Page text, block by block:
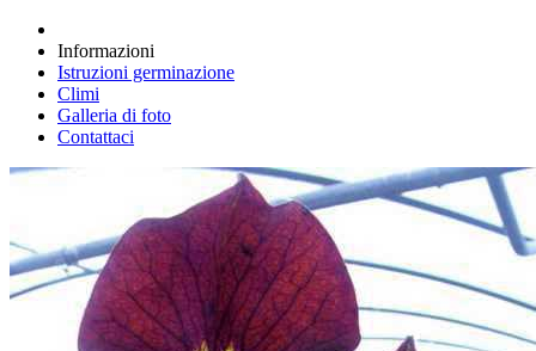
Informazioni
Istruzioni germinazione
Climi
Galleria di foto
Contattaci